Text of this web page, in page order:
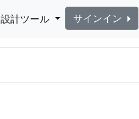
設計ツール サインイン